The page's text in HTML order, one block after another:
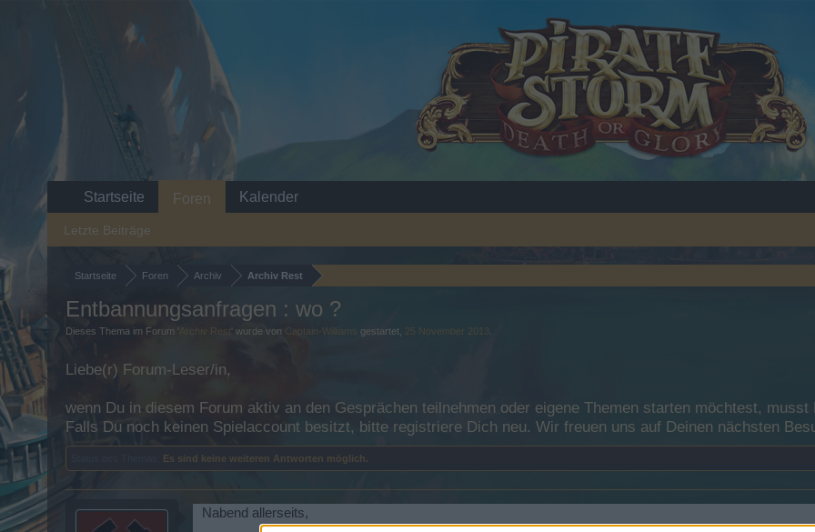
Startseite Foren Archiv Archiv Rest
Entbannungsanfragen : wo ?
Dieses Thema im Forum ' Archiv Rest' wurde von Captain-Williams gestartet, 25 November 2013
Liebe(r) Forum-Leser/in,
wenn Du in diesem Forum aktiv an den Gesprächen teilnehmen oder eigene Themen starten möchtest,
Falls Du noch keinen Spielaccount besitzt, bitte registriere Dich neu. Wir freuen uns auf Deinen nächsten
Es sind keine weiteren Antworten möglich.
Nabend allerseits,
Startseite Foren
Letzte Beiträge
Kalender